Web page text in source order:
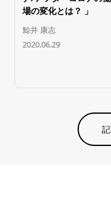
場の変化とは？ 」
鯨井 康志
2020.06.29